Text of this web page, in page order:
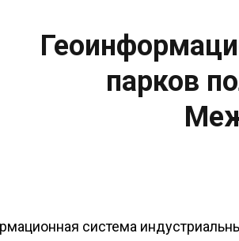
парков
система